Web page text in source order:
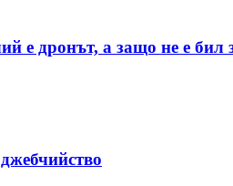
е дронът, а защо не е бил